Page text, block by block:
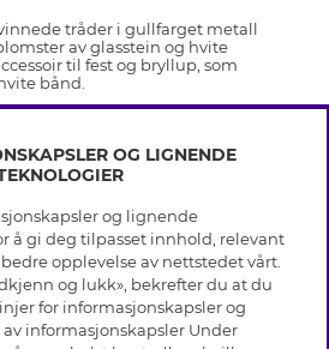
tråder i gullfarget metall
av glasstein og hvite
til fest og bryllup, som
bånd.
INFO
Vilkår
Personvern
Cookies
OM GLITTER
Black Friday
OG LIGNENDE
og lignende
å gi deg tilpasset innhold, relevant
opplevelse av nettstedet vårt.
og lukk», bekrefter du at du
for informasjonskapsler og
informasjonskapsler Under